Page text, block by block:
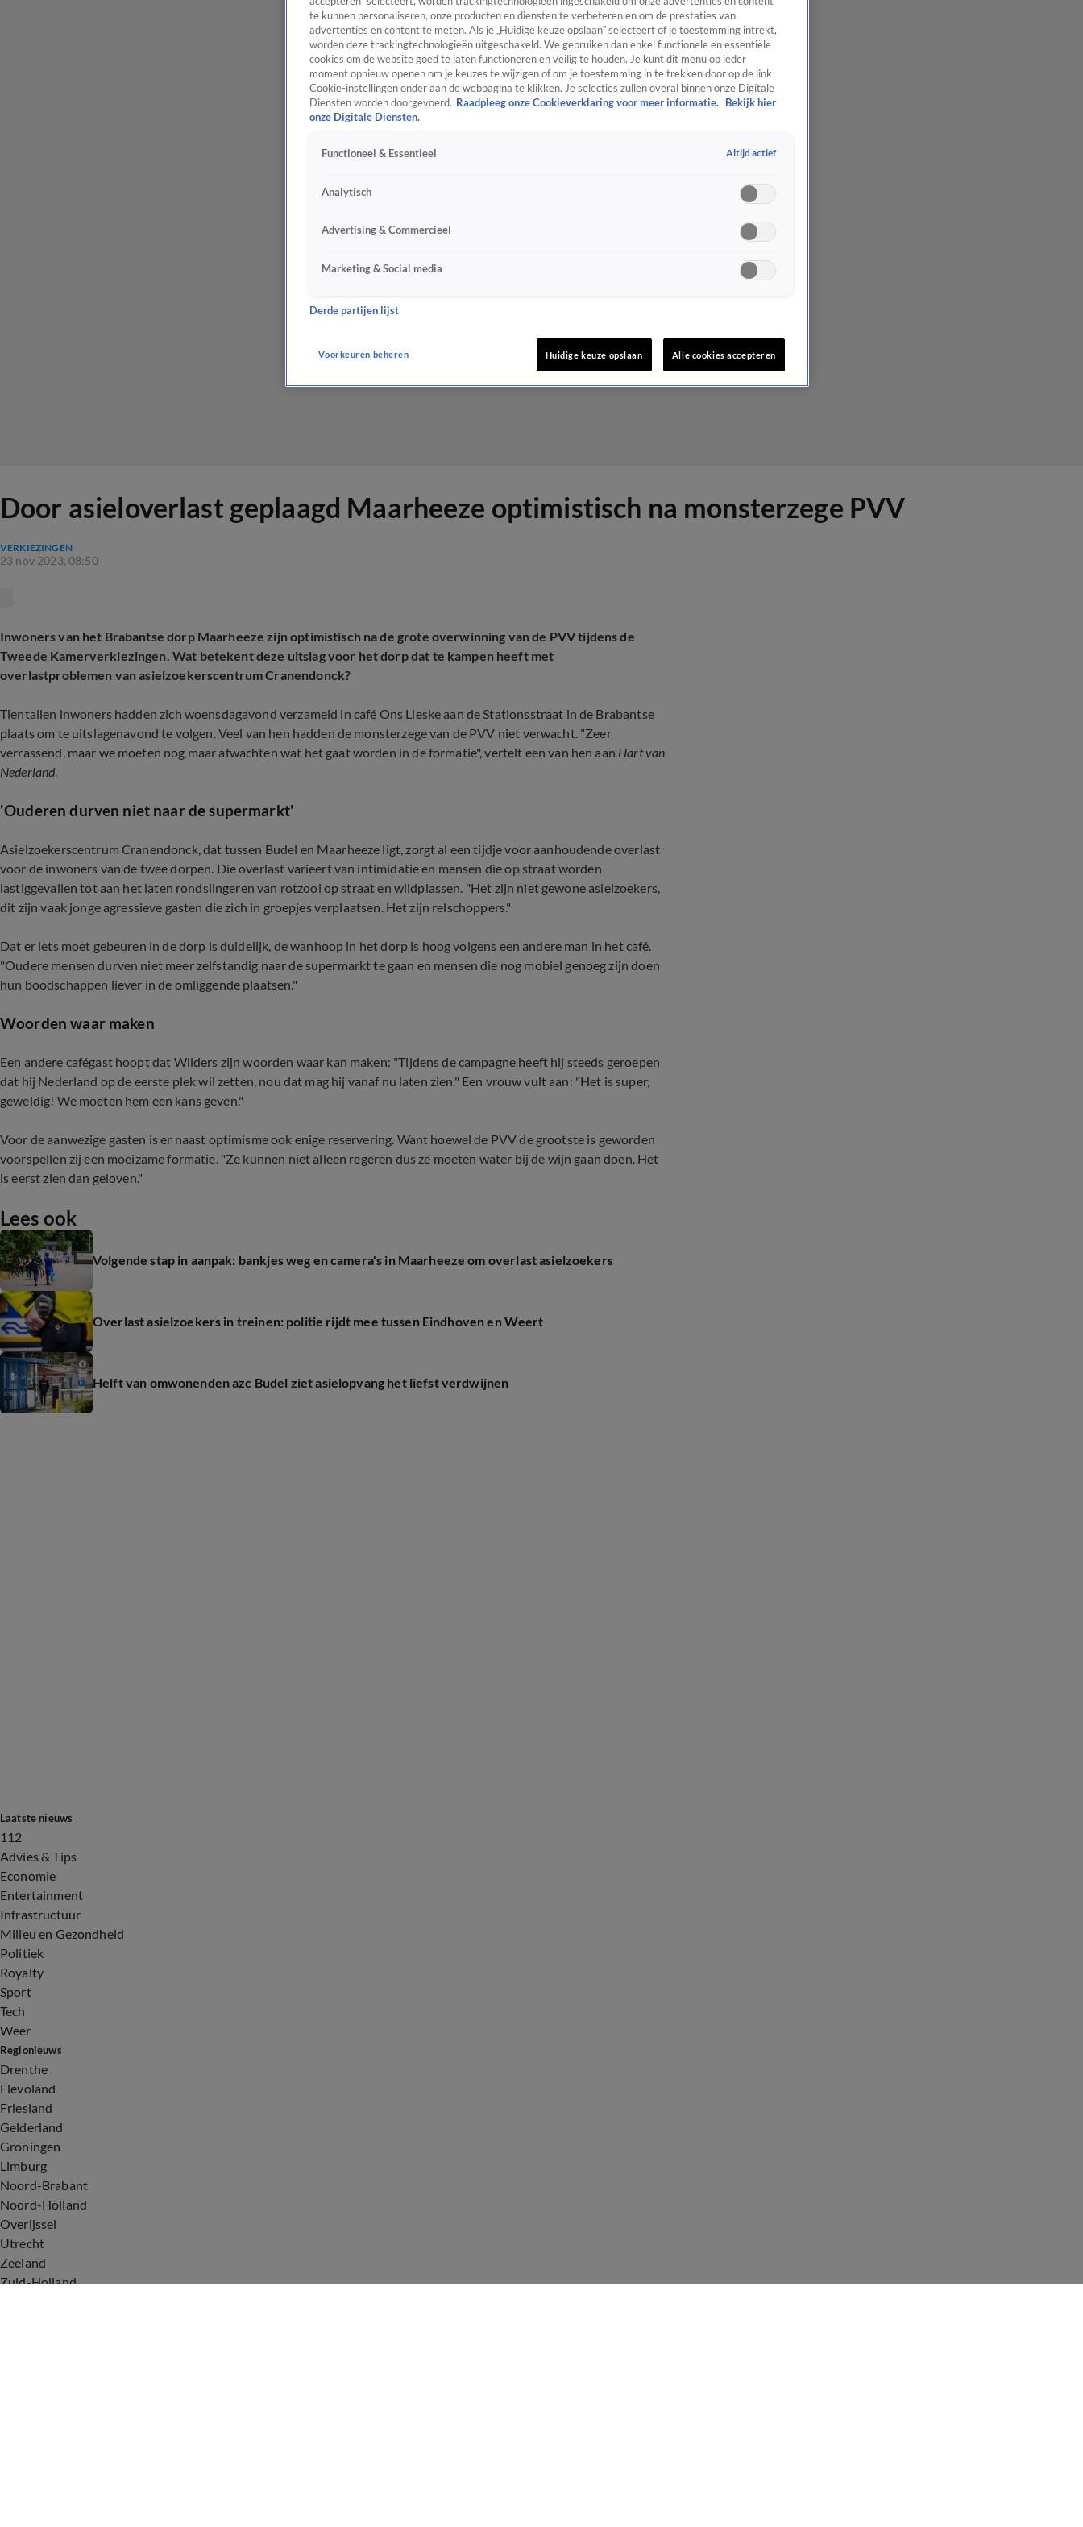
Door asieloverlast geplaagd Maarheeze optimistisch na monsterzege PVV
VERKIEZINGEN
23 nov 2023, 08:50
Inwoners van het Brabantse dorp Maarheeze zijn optimistisch na de grote overwinning van de PVV tijdens de
Tweede Kamerverkiezingen. Wat betekent deze uitslag voor het dorp dat te kampen heeft met
overlastproblemen van asielzoekerscentrum Cranendonck?
Tientallen inwoners hadden zich woensdagavond verzameld in café Ons Lieske aan de Stationsstraat in de Brabantse
plaats om te uitslagenavond te volgen. Veel van hen hadden de monsterzege van de PVV niet verwacht. "Zeer
verrassend, maar we moeten nog maar afwachten wat het gaat worden in de formatie", vertelt een van hen aan Hart van
Nederland.
'Ouderen durven niet naar de supermarkt'
Asielzoekerscentrum Cranendonck, dat tussen Budel en Maarheeze ligt, zorgt al een tijdje voor aanhoudende overlast
voor de inwoners van de twee dorpen. Die overlast varieert van intimidatie en mensen die op straat worden
lastiggevallen tot aan het laten rondslingeren van rotzooi op straat en wildplassen. "Het zijn niet gewone asielzoekers,
dit zijn vaak jonge agressieve gasten die zich in groepjes verplaatsen. Het zijn relschoppers."
Dat er iets moet gebeuren in de dorp is duidelijk, de wanhoop in het dorp is hoog volgens een andere man in het café.
"Oudere mensen durven niet meer zelfstandig naar de supermarkt te gaan en mensen die nog mobiel genoeg zijn doen
hun boodschappen liever in de omliggende plaatsen."
Woorden waar maken
Een andere cafégast hoopt dat Wilders zijn woorden waar kan maken: "Tijdens de campagne heeft hij steeds geroepen
dat hij Nederland op de eerste plek wil zetten, nou dat mag hij vanaf nu laten zien." Een vrouw vult aan: "Het is super,
geweldig! We moeten hem een kans geven."
Voor de aanwezige gasten is er naast optimisme ook enige reservering. Want hoewel de PVV de grootste is geworden
voorspellen zij een moeizame formatie. "Ze kunnen niet alleen regeren dus ze moeten water bij de wijn gaan doen. Het
is eerst zien dan geloven."
Lees ook
Volgende stap in aanpak: bankjes weg en camera's in Maarheeze om overlast asielzoekers
Overlast asielzoekers in treinen: politie rijdt mee tussen Eindhoven en Weert
Helft van omwonenden azc Budel ziet asielopvang het liefst verdwijnen
Laatste nieuws
112
Advies & Tips
Economie
Entertainment
Infrastructuur
Milieu en Gezondheid
Politiek
Royalty
Sport
Tech
Weer
Regionieuws
Drenthe
Flevoland
Friesland
Gelderland
Groningen
Limburg
Noord-Brabant
Noord-Holland
Overijssel
Utrecht
Zeeland
Zuid-Holland
te kunnen personaliseren, onze producten en diensten te verbeteren en om de prestaties van
advertenties en content te meten. Als je „Huidige keuze opslaan” selecteert of je toestemming intrekt,
worden deze trackingtechnologieën uitgeschakeld. We gebruiken dan enkel functionele en essentiële
cookies om de website goed te laten functioneren en veilig te houden. Je kunt dit menu op ieder
moment opnieuw openen om je keuzes te wijzigen of om je toestemming in te trekken door op de link
Cookie-instellingen onder aan de webpagina te klikken. Je selecties zullen overal binnen onze Digitale
Diensten worden doorgevoerd. Raadpleeg onze Cookieverklaring voor meer informatie.
Bekijk hier
onze Digitale Diensten.
Functioneel & Essentieel Altijd actief
Analytisch
Advertising & Commercieel
Marketing & Social media
Derde partijen lijst
Voorkeuren beheren Huidige keuze opslaan Alle cookies accepteren